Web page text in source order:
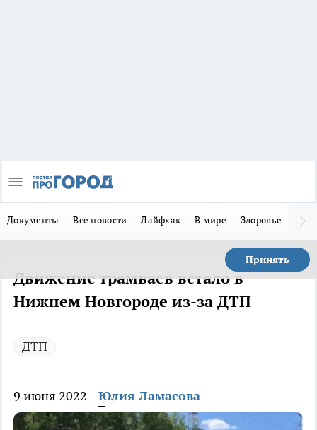
Документы Все новости Лайфхак В мире Здоровье
Принять
Движение трамваев встало в
Нижнем Новгороде из-за ДТП
ДТП
9 июня 2022 Юлия Ламасова